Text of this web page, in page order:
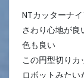
NTカッターナ
さわり心地が良
色も良い
この円型切りカ
ロボットみたい